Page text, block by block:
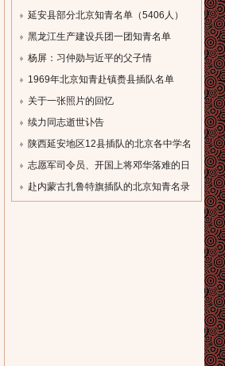
单
[field:description
function='cn_substr(@me,80)'/]...
延安县部分北京知青名单（5406人）
[field:description
function='cn_substr(@me,80)'/]...
黑龙江生产建设兵团一团知青名单
（一）
[field:description
function='cn_substr(@me,80)'/]...
杨屏：习仲勋与近平的父子情
[field:description
function='cn_substr(@me,80)'/]...
1969年北京知青赴镇赉县插队名单
[field:description
function='cn_substr(@me,80)'/]...
关于一张照片的回忆
[field:description
function='cn_substr(@me,80)'/]...
续力同志逝世讣告
[field:description
function='cn_substr(@me,80)'/]...
陕西延安地区12县插队的北京各中学名
录
[field:description
志愿军司令员、开国上将邓华落难的日
子
赴内蒙古扎鲁特旗插队的北京知青名录